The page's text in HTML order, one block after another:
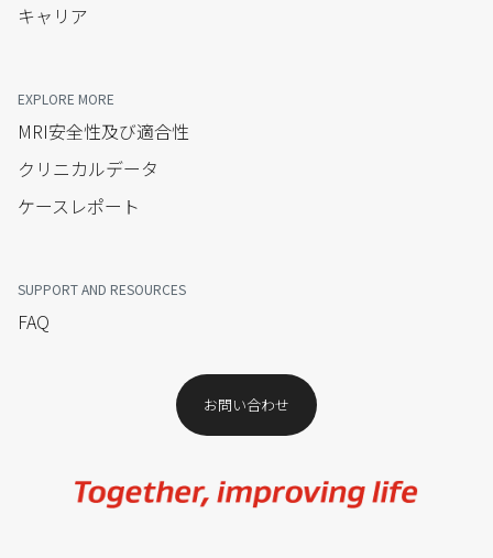
キャリア
EXPLORE MORE
MRI安全性及び適合性
クリニカルデータ
ケースレポート
SUPPORT AND RESOURCES
FAQ
お問い合わせ​